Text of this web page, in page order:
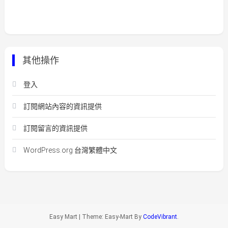
其他操作
登入
訂閱網站內容的資訊提供
訂閱留言的資訊提供
WordPress.org 台灣繁體中文
Easy Mart Theme: Easy-Mart By CodeVibrant.